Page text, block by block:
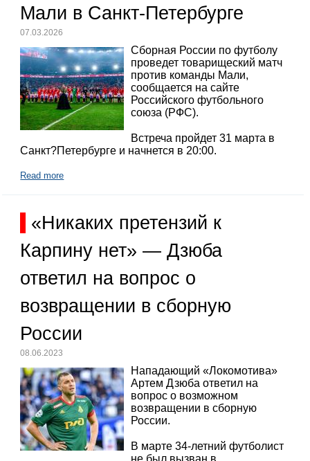
Мали в Санкт-Петербурге
07.03.2026
Сборная России по футболу
проведет товарищеский матч
против команды Мали,
сообщается на сайте
Российского футбольного
союза (РФС).
Встреча пройдет 31 марта в
Санкт?Петербурге и начнется в 20:00.
Read more
«Никаких претензий к
Карпину нет» — Дзюба
ответил на вопрос о
возвращении в сборную
России
08.06.2023
Нападающий «Локомотива»
Артем Дзюба ответил на
вопрос о возможном
возвращении в сборную
России.
В марте 34-летний футболист
не был вызван в